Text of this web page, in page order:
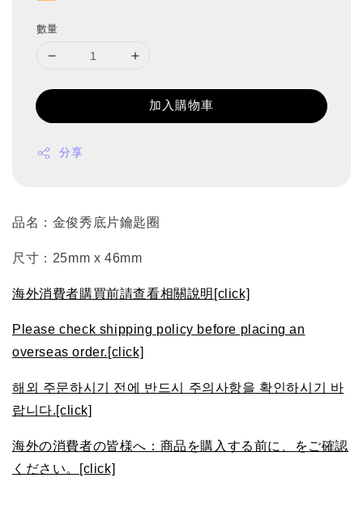
數量
加入購物車
分享
品名：金俊秀底片鑰匙圈
尺寸：25mm x 46mm
海外消費者購買前請查看相關說明[click]
Please check shipping policy before placing an
overseas order.[click]
해외 주문하시기 전에 반드시 주의사항을 확인하시기 바
랍니다.[click]
海外の消費者の皆様へ：商品を購入する前に、をご確認
ください。[click]